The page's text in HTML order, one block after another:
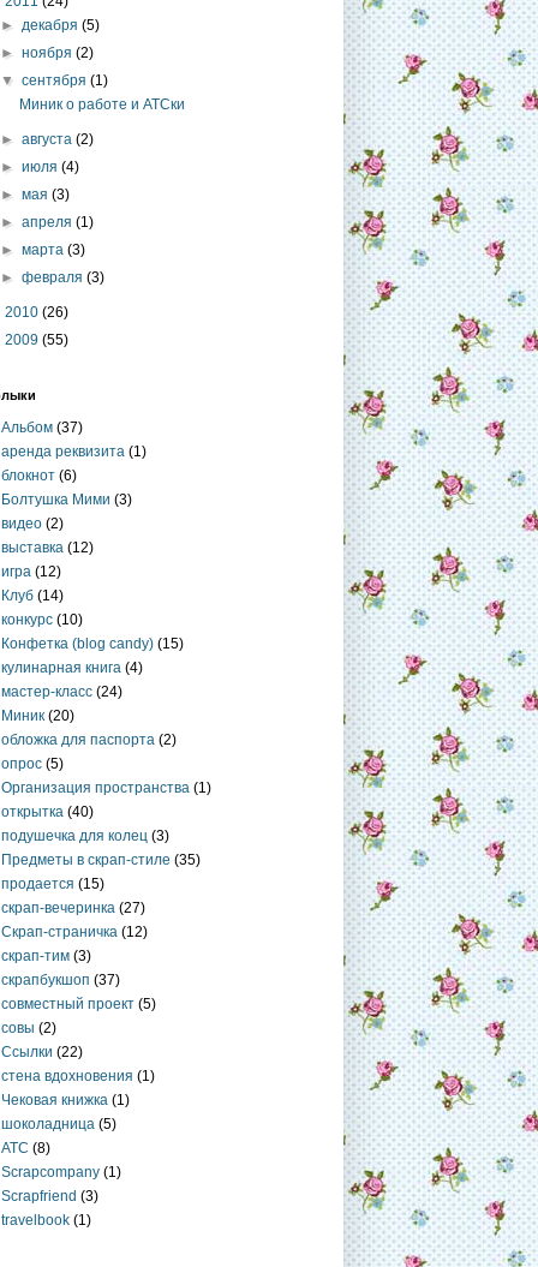
►декабря(5)
►ноября(2)
▼сентября(1)
Миник о работе и АТСки
►августа(2)
►июля(4)
►мая(3)
►апреля(1)
►марта(3)
►февраля(3)
2010 (26)
2009 (55)
Альбом (37)
аренда реквизита (1)
блокнот (6)
Болтушка Мими (3)
видео (2)
выставка (12)
игра (12)
Клуб (14)
конкурс (10)
Конфетка (blog candy) (15)
кулинарная книга (4)
мастер-класс (24)
Миник (20)
обложка для паспорта (2)
опрос (5)
Организация пространства (1)
открытка (40)
подушечка для колец (3)
Предметы в скрап-стиле (35)
продается (15)
скрап-вечеринка (27)
Скрап-страничка (12)
скрап-тим (3)
скрапбукшоп (37)
совместный проект (5)
совы (2)
Ссылки (22)
стена вдохновения (1)
Чековая книжка (1)
шоколадница (5)
ATC (8)
Scrapcompany (1)
Scrapfriend (3)
travelbook (1)